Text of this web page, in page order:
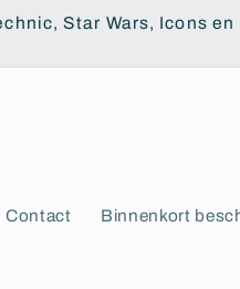
Star Wars, Icons
Contact Binnenkort